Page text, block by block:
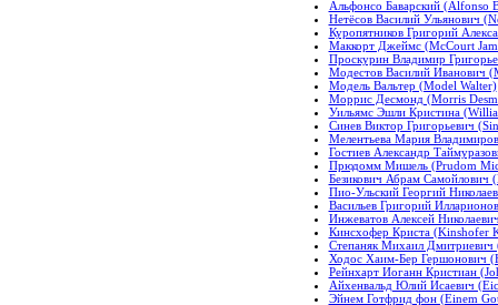
Альфонсо Баварский (Alfonso
Нетёсов Василий Ульянович
Куропятников Григорий
Маккорт Джеймс (McCourt
Проскурин Владимир
Модестов Василий Иванович
Модель Вальтер (Model Walter)
Моррис Десмонд (Morris
Уильямс Эшли Кристина
Синев Виктор Григорьевич
Мелентьева Мария
Гостиев Александр
Прюдомм Мишель (Prudom
Безикович Абрам
Пио-Ульский Георгий
Васильев Григорий
Инжеватов Алексей
Кинсхофер Криста (Kinshofer
Степаняк Михаил
Ходос Хаим-Бер Гершонович
Рейнхарт Иоганн Кристиан
Айхенвальд Юлий Исаевич
Эйнем Готфрид фон (Einem